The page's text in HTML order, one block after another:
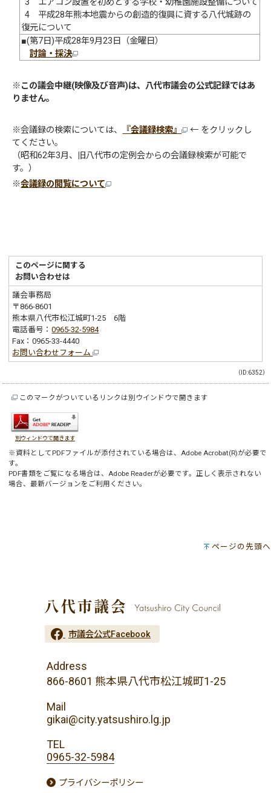
4 平成28年熊本地震からの創造的復興に資する八代城跡の
復元について
■(第7日)平成28年9月23日（金曜日）
討論・採決
※この議会中継(映像及び音声)は、八代市議会の公式記録ではあ
りません。
※会議録の検索については、 『会議録検索』
← をクリックし
てください。
（昭和62年3月、旧八代市の定例会からの会議録検索が可能で
す。）
※会議録の閲覧について
このページに関する
お問い合わせは
議会事務局
〒866-8601
熊本県八代市松江城町1-25 6階
電話番号：0965-32-5984
Fax：0965-33-4440
お問い合わせフォーム
（ID:6352）
このマークがついているリンクは別ウインドウで開きます
別ウィンドウで開きます
※資料としてPDFファイルが添付されている場合は、 Adobe Acrobat(R)が必要で
す。
PDF書類をご覧になる場合は、 Adobe Readerが必要です。正しく表示されない
場合、最新バージョンをご利用ください。
ページの先頭へ
市議会公式Facebook
Address
866-8601 熊本県八代市松江城町1-25
Mail
gikai@city.yatsushiro.lg.jp
TEL
0965-32-5984
プライバシーポリシー